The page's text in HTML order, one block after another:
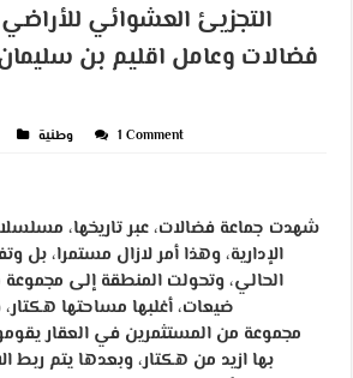
التجزيئ العشوائي للأراضي
فضالات وعامل اقليم بن
وطنية 1 Comment
شهدت جماعة فضالات، عبر تاريخها،
الإدارية، وهذا أمر لازال مستمرا، بل
الحالي، وتحولت المنطقة إلى مجموعة
ضيعات، أغلبها مساحتها
مجموعة من المستثمرين في العقار
بها ازيد من هكتار، وبعدها يتم ربط